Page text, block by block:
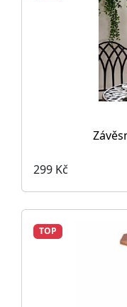
299 Kč
TOP